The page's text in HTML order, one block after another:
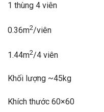
1 thùng 4 viên
0.36m2/viên
1.44m2/4 viên
Khối lượng ~45kg
Khích thước 60×60